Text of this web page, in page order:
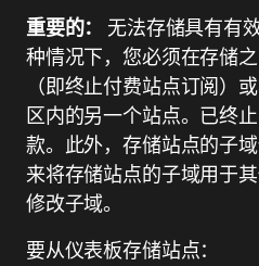
重要的：
无法存储具有有
种情况下，您必须在存储
（即终止付费站点订阅）
区内的另一个站点。已终
款。此外，存储站点的子
来将存储站点的子域用于
修改子域。
要从仪表板存储站点：